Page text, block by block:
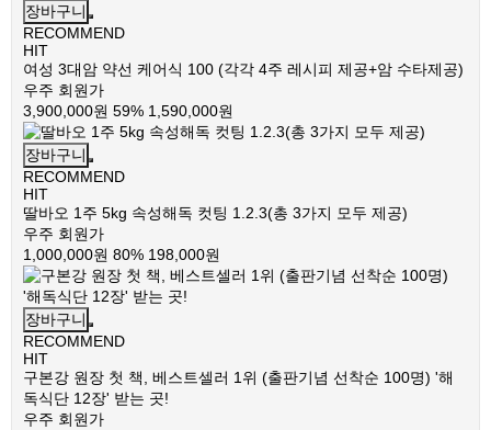
장바구니
RECOMMEND
HIT
여성 3대암 약선 케어식 100 (각각 4주 레시피 제공+암 수타제공)
우주 회원가
3,900,000원 59% 1,590,000원
장바구니
RECOMMEND
HIT
딸바오 1주 5kg 속성해독 컷팅 1.2.3(총 3가지 모두 제공)
우주 회원가
1,000,000원 80% 198,000원
장바구니
RECOMMEND
HIT
구본강 원장 첫 책, 베스트셀러 1위 (출판기념 선착순 100명) '해
독식단 12장' 받는 곳!
우주 회원가